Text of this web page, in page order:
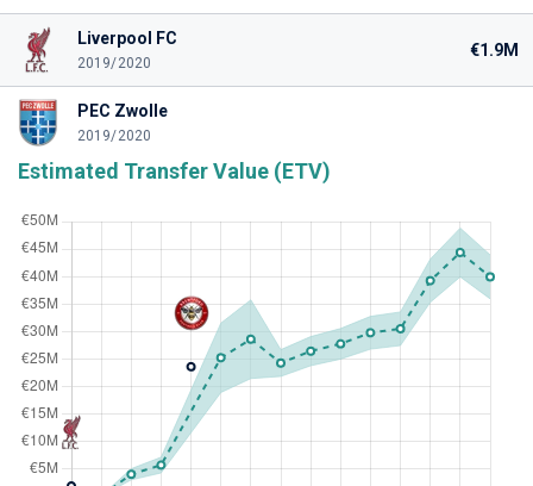
Liverpool FC
2019/2020
€1.9M
PEC Zwolle
2019/2020
Estimated Transfer Value (ETV)